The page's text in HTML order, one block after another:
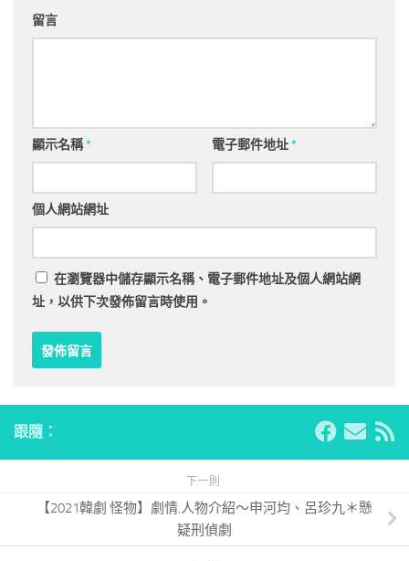
留言
顯示名稱* 電子郵件地址*
個人網站網址
在瀏覽器中儲存顯示名稱、電子郵件地址及個人網站網
址，以供下次發佈留言時使用。
跟隨：
下一則
【2021韓劇 怪物】劇情.人物介紹～申河均、呂珍九＊懸
疑刑偵劇